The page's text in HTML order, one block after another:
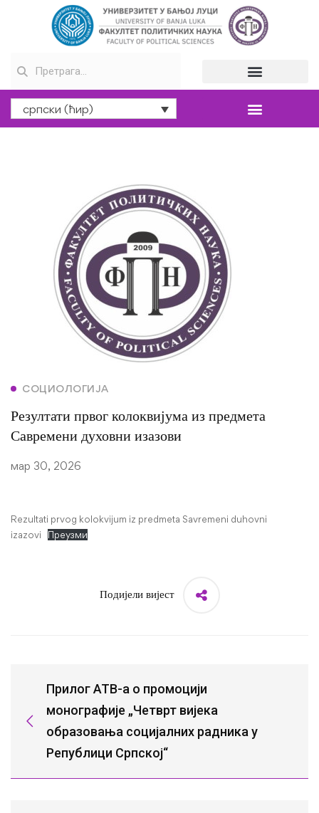
српски (ћир)
СОЦИОЛОГИЈА
Резултати првог колоквијума из предмета
Савремени духовни изазови
мар 30, 2026
Rezultati prvog kolokvijum iz predmeta Savremeni duhovni
izazovi
Преузми
Подијели вијест
Прилог АТВ-а о промоцији
монографије „Четврт вијека
образовања социјалних радника у
Републици Српској“